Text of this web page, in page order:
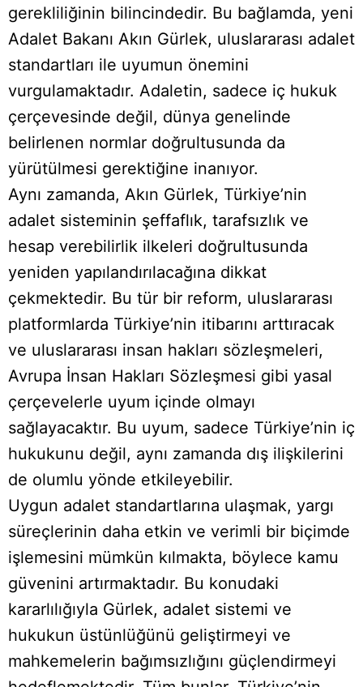
gerekliliğinin bilincindedir. Bu bağlamda, yeni
Adalet Bakanı Akın Gürlek, uluslararası adalet
standartları ile uyumun önemini
vurgulamaktadır. Adaletin, sadece iç hukuk
çerçevesinde değil, dünya genelinde
belirlenen normlar doğrultusunda da
yürütülmesi gerektiğine inanıyor.
Aynı zamanda, Akın Gürlek, Türkiye’nin
adalet sisteminin şeffaflık, tarafsızlık ve
hesap verebilirlik ilkeleri doğrultusunda
yeniden yapılandırılacağına dikkat
çekmektedir. Bu tür bir reform, uluslararası
platformlarda Türkiye’nin itibarını arttıracak
ve uluslararası insan hakları sözleşmeleri,
Avrupa İnsan Hakları Sözleşmesi gibi yasal
çerçevelerle uyum içinde olmayı
sağlayacaktır. Bu uyum, sadece Türkiye’nin iç
hukukunu değil, aynı zamanda dış ilişkilerini
de olumlu yönde etkileyebilir.
Uygun adalet standartlarına ulaşmak, yargı
süreçlerinin daha etkin ve verimli bir biçimde
işlemesini mümkün kılmakta, böylece kamu
güvenini artırmaktadır. Bu konudaki
kararlılığıyla Gürlek, adalet sistemi ve
hukukun üstünlüğünü geliştirmeyi ve
mahkemelerin bağımsızlığını güçlendirmeyi